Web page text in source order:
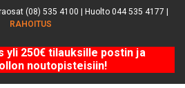
(08) 535 4100 | Huolto 044 535 4177 |
RAHOITUS
yli 250€ tilauksille postin ja
noutopisteisiin!